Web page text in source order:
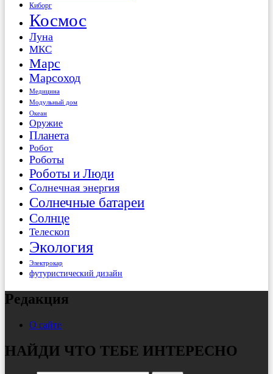
Киборг
Космос
Луна
МКС
Марс
Марсоход
Медицина
Модульный дом
Океан
Оружие
Планета
Робот
Роботы
Роботы и Люди
Солнечная энергия
Солнечные батареи
Солнце
Телескоп
Экология
Электрокар
футуристический дизайн
Редакция
О сайте
НАЙДИ ЧТО ТЕБЕ ИНТЕРЕСНО